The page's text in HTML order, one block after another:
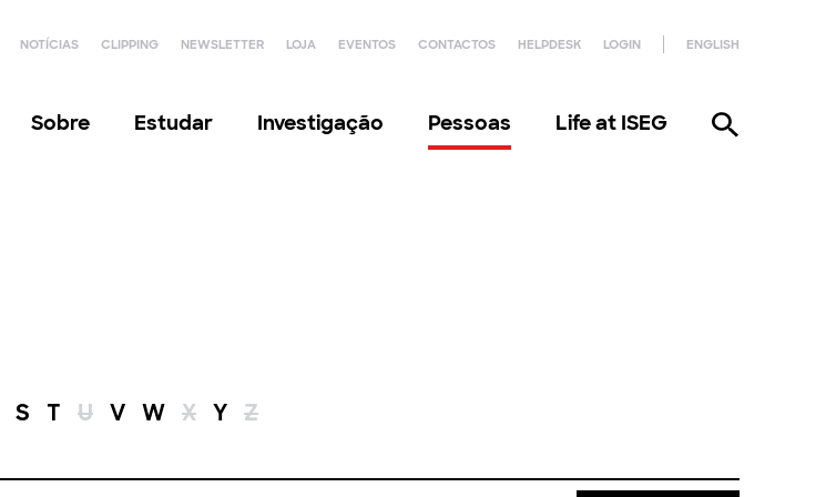
NOTÍCIAS CLIPPING NEWSLETTER LOJA EVENTOS CONTACTOS HELPDESK LOGIN ENGLISH
Sobre Estudar Investigação Pessoas Life at ISEG
S T U V W X Y Z